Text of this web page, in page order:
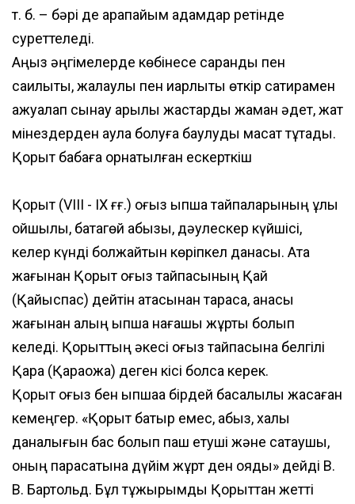
т. б. – бәрі де қарапайым адамдар ретінде
суреттеледі.
Аңыз әңгімелерде көбінесе сарандық пен
сақилықты, жалқаулық пен қиқарлықты өткір сатирамен
ажуалап сынау арқылы жастарды жаман әдет, жат
мінездерден аулақ болуға баулуды мақсат тұтады.
Қорқыт бабаға орнатылған ескерткіш
Қорқыт (VIII - IX ғғ.) оғыз қыпшақ тайпаларының ұлы
ойшылы, батагөй абызы, дәулескер күйшісі,
келер күнді болжайтын көріпкел данасы. Ата
жағынан Қорқыт оғыз тайпасының Қай
(Қайыспас) дейтін атасынан тараса, анасы
жағынан қалың қыпшақ нағашы жұрты болып
келеді. Қорқыттың әкесі оғыз тайпасына белгілі
Қара (Қарақожа) деген кісі болса керек.
Қорқыт оғыз бен қыпшаққа бірдей басалқылық жасаған
кемеңгер. «Қорқыт батыр емес, абыз, халық
даналығын бас болып паш етуші және сақтаушы,
оның парасатына дүйім жұрт ден қояды» дейді В.
В. Бартольд. Бұл тұжырымды Қорқыттан жетті